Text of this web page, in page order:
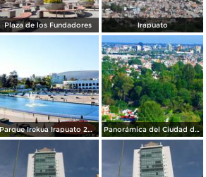
Plaza de los Fundadores Irapuato
Parque Irekua Irapuato 2016 Panorámica del Ciudad de Irapuato 2014 Autor Jesús Arévalo Rosales